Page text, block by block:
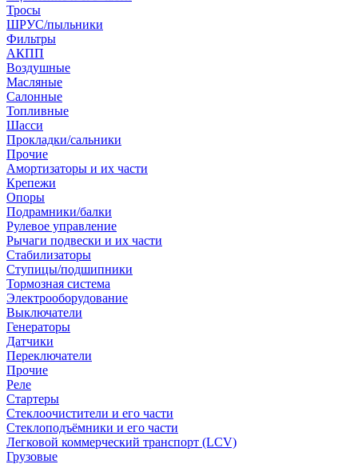
Тросы
ШРУС/пыльники
Фильтры
АКПП
Воздушные
Масляные
Салонные
Топливные
Шасси
Прокладки/сальники
Прочие
Амортизаторы и их части
Крепежи
Опоры
Подрамники/балки
Рулевое управление
Рычаги подвески и их части
Стабилизаторы
Ступицы/подшипники
Тормозная система
Электрооборудование
Выключатели
Генераторы
Датчики
Переключатели
Прочие
Реле
Стартеры
Стеклоочистители и его части
Стеклоподъёмники и его части
Легковой коммерческий транспорт (LCV)
Грузовые